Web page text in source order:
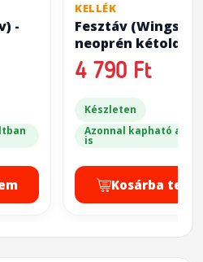
-
KELLÉK
Fesztáv
neoprén
playmat
4 790 Ft
Készleten
Azonnal kapható a
is
Kosárba